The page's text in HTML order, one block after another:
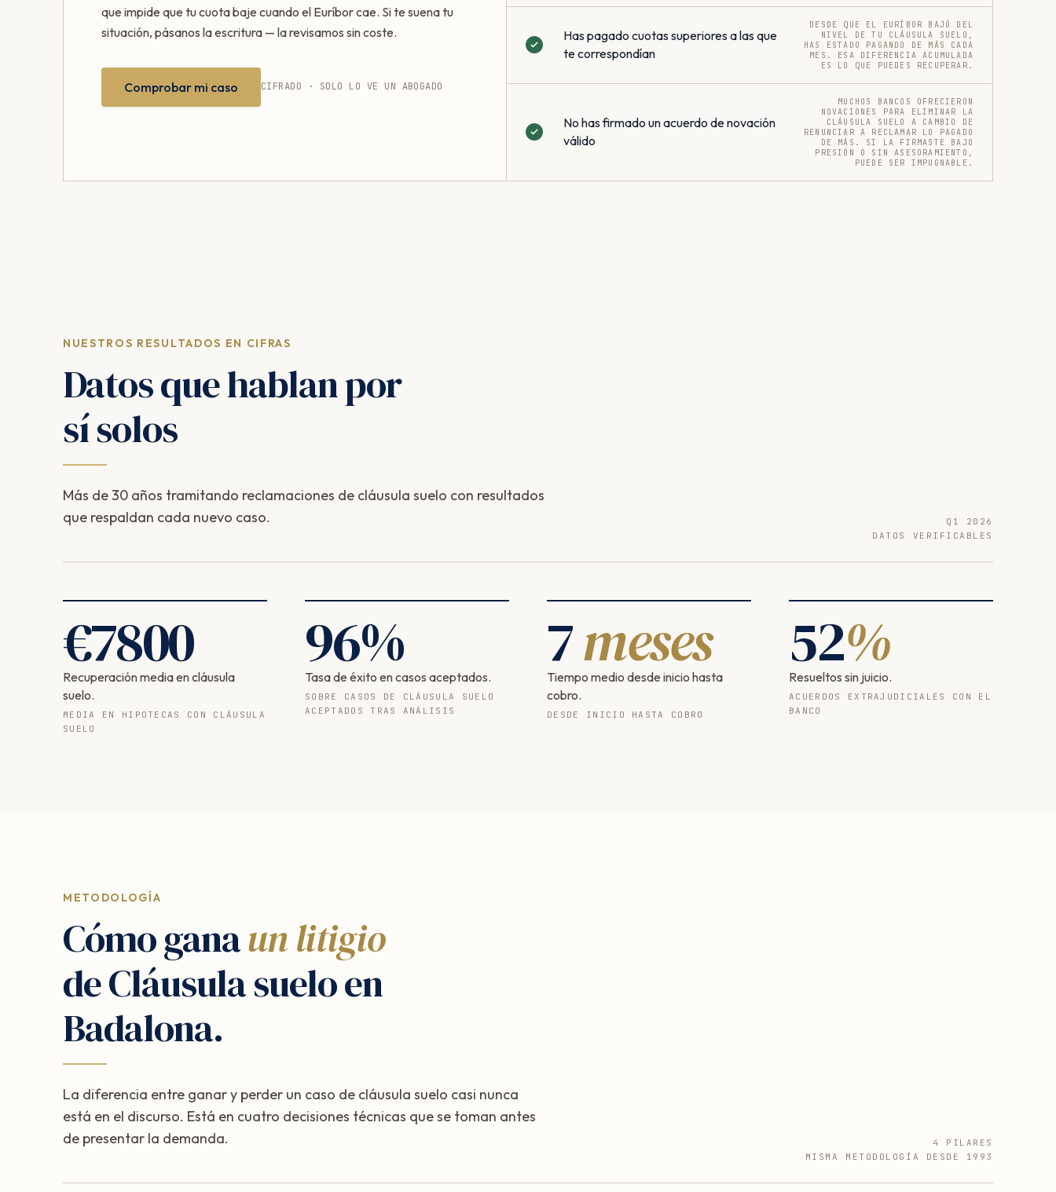
que impide que tu cuota baje cuando el Euríbor cae. Si te suena tu
situación, pásanos la escritura — la revisamos sin coste.
Comprobar mi caso CIFRADO · SOLO LO VE UN ABOGADO
Has pagado cuotas superiores a las que
te correspondían
DESDE QUE EL EURÍBOR BAJÓ DEL
NIVEL DE TU CLÁUSULA SUELO,
HAS ESTADO PAGANDO DE MÁS CADA
MES. ESA DIFERENCIA ACUMULADA
ES LO QUE PUEDES RECUPERAR.
No has firmado un acuerdo de novación
válido
MUCHOS BANCOS OFRECIERON
NOVACIONES PARA ELIMINAR LA
CLÁUSULA SUELO A CAMBIO DE
RENUNCIAR A RECLAMAR LO PAGADO
DE MÁS. SI LA FIRMASTE BAJO
PRESIÓN O SIN ASESORAMIENTO,
PUEDE SER IMPUGNABLE.
NUESTROS RESULTADOS EN CIFRAS
Datos que hablan por
sí solos
Más de 30 años tramitando reclamaciones de cláusula suelo con resultados
que respaldan cada nuevo caso.
Q1 2026
DATOS VERIFICABLES
€7800
Recuperación media en cláusula
suelo.
MEDIA EN HIPOTECAS CON CLÁUSULA
SUELO
96%
Tasa de éxito en casos aceptados.
SOBRE CASOS DE CLÁUSULA SUELO
ACEPTADOS TRAS ANÁLISIS
7meses
Tiempo medio desde inicio hasta
cobro.
DESDE INICIO HASTA COBRO
52%
Resueltos sin juicio.
ACUERDOS EXTRAJUDICIALES CON EL
BANCO
METODOLOGÍA
Cómo ganaun litigio
de Cláusula suelo en
Badalona.
La diferencia entre ganar y perder un caso de cláusula suelo casi nunca
está en el discurso. Está en cuatro decisiones técnicas que se toman antes
de presentar la demanda.
4 PILARES
MISMA METODOLOGÍA DESDE 1993